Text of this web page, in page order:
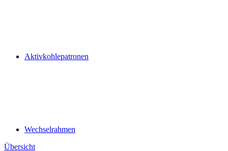
Aktivkohlepatronen
Wechselrahmen
Übersicht